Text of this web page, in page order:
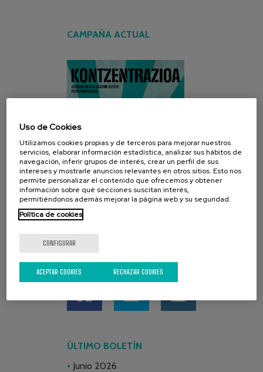
CAMPAÑA ACTUAL
REDES SOCIALES
ÚLTIMO BOLETÍN
Junio 2026
Uso de Cookies
Utilizamos cookies propias y de terceros para mejorar nuestros
servicios, elaborar información estadística, analizar sus hábitos de
navegación, inferir grupos de interés, crear un perfil de sus
intereses y mostrarle anuncios relevantes en otros sitios. Esto nos
permite personalizar el contenido que ofrecemos y obtener
información sobre qué secciones suscitan interés,
permitiéndonos además mejorar la página web y su seguridad.
Política de cookies
CONFIGURAR
RECHAZAR COOKIES
ACEPTAR COOKIES